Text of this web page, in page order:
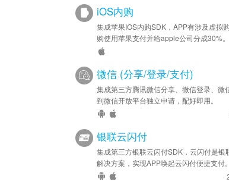
iOS内购
集成苹果IOS内购SDK，APP有涉及虚拟
购使用苹果支付并给apple公司分成30%。
微信 (分享/登录/支付)
集成第三方腾讯微信分享、微信登录、微
到微信开放平台独立申请，配好即用。
银联云闪付
集成第三方银联云闪付SDK，云闪付是银
解决方案，实现APP唤起云闪付便捷支付。